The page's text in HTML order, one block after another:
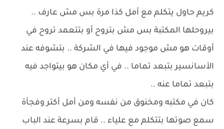
كريم حاول يتكلم مع أمل كذا مرة بس مش عارف ..
بيروحلها المكتبة بس مش بتروح أو بتتعمد تروح في
أوقات هو مش موجود فيها في الشركة .. بتشوفه عند
الأسانسير بتبعد تماما .. في أي مكان هو بيتواجد فيه
بتبعد تماما عنه ..
كان في مكتبه ومخنوق من نفسه ومن أمل أكتر وفجأة
سمع صوتها بتتكلم مع علياء .. قام بسرعة عند الباب